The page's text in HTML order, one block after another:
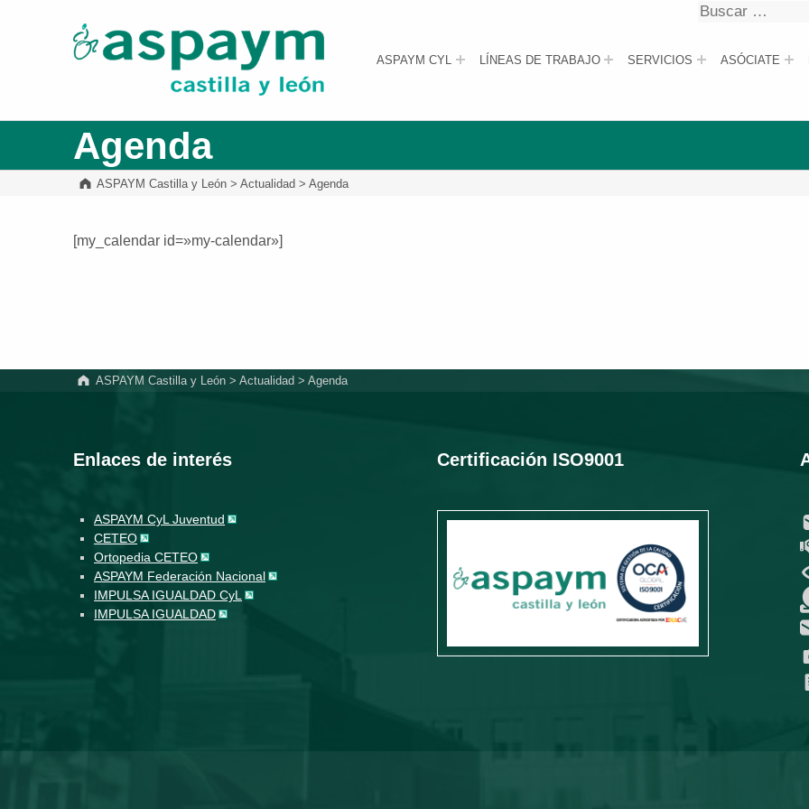
ASPAYM Castilla y León
ASPAYM CYL LÍNEAS DE TRABAJO SERVICIOS ASÓCIATE
Buscar
Agenda
ASPAYM Castilla y León >Actualidad >Agenda
[my_calendar id=»my-calendar»]
ASPAYM Castilla y León> Actualidad > Agenda
Enlaces de interés
ASPAYM CyL Juventud
CETEO
Ortopedia CETEO
ASPAYM Federación Nacional
IMPULSA IGUALDAD CyL
IMPULSA IGUALDAD
Certificación ISO9001